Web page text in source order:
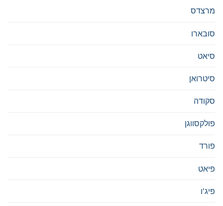
מרצדס
סובארו
סיאט
סיטרואן
סקודה
פולקסווגן
פורד
פיאט
פיג'ו